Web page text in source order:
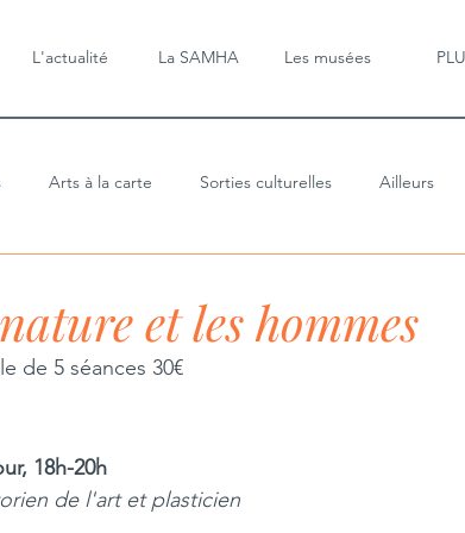
L'actualité La SAMHA Les musées
Arts à la carte Sorties culturelles Ailleurs
et les hommes
de 5 séances 30€
18h-20h
de l'art et plasticien